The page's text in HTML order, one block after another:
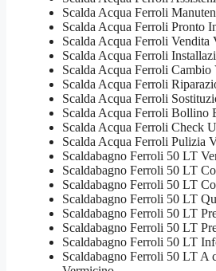
Scalda Acqua Ferroli
Scalda Acqua Ferroli Pronto
Scalda Acqua Ferroli Vendita
Scalda Acqua Ferroli
Scalda Acqua Ferroli Cambio
Scalda Acqua Ferroli
Scalda Acqua Ferroli
Scalda Acqua Ferroli Bollino
Scalda Acqua Ferroli Check
Scalda Acqua Ferroli Pulizia
Scaldabagno Ferroli 50 LT
Scaldabagno Ferroli 50 LT
Scaldabagno Ferroli 50 LT
Scaldabagno Ferroli 50 LT
Scaldabagno Ferroli 50 LT
Scaldabagno Ferroli 50 LT
Scaldabagno Ferroli 50 LT
Scaldabagno Ferroli 50 LT A